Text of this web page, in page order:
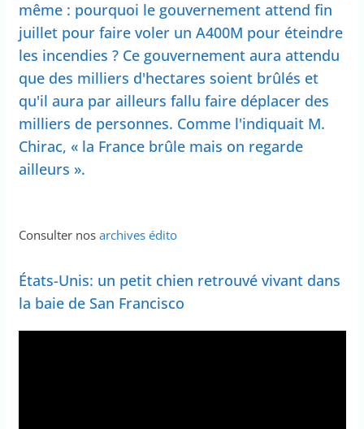
même : pourquoi le gouvernement attend fin
juillet pour faire voler un A400M pour éteindre
les incendies ? Ce gouvernement aura attendu
que des milliers d'hectares soient brûlés et
qu'il aura par ailleurs fallu faire déplacer des
milliers de personnes. Comme l'indiquait M.
Chirac, « la France brûle mais on regarde
ailleurs ».
Consulter nos archives édito
États-Unis: un petit chien retrouvé vivant dans
la baie de San Francisco